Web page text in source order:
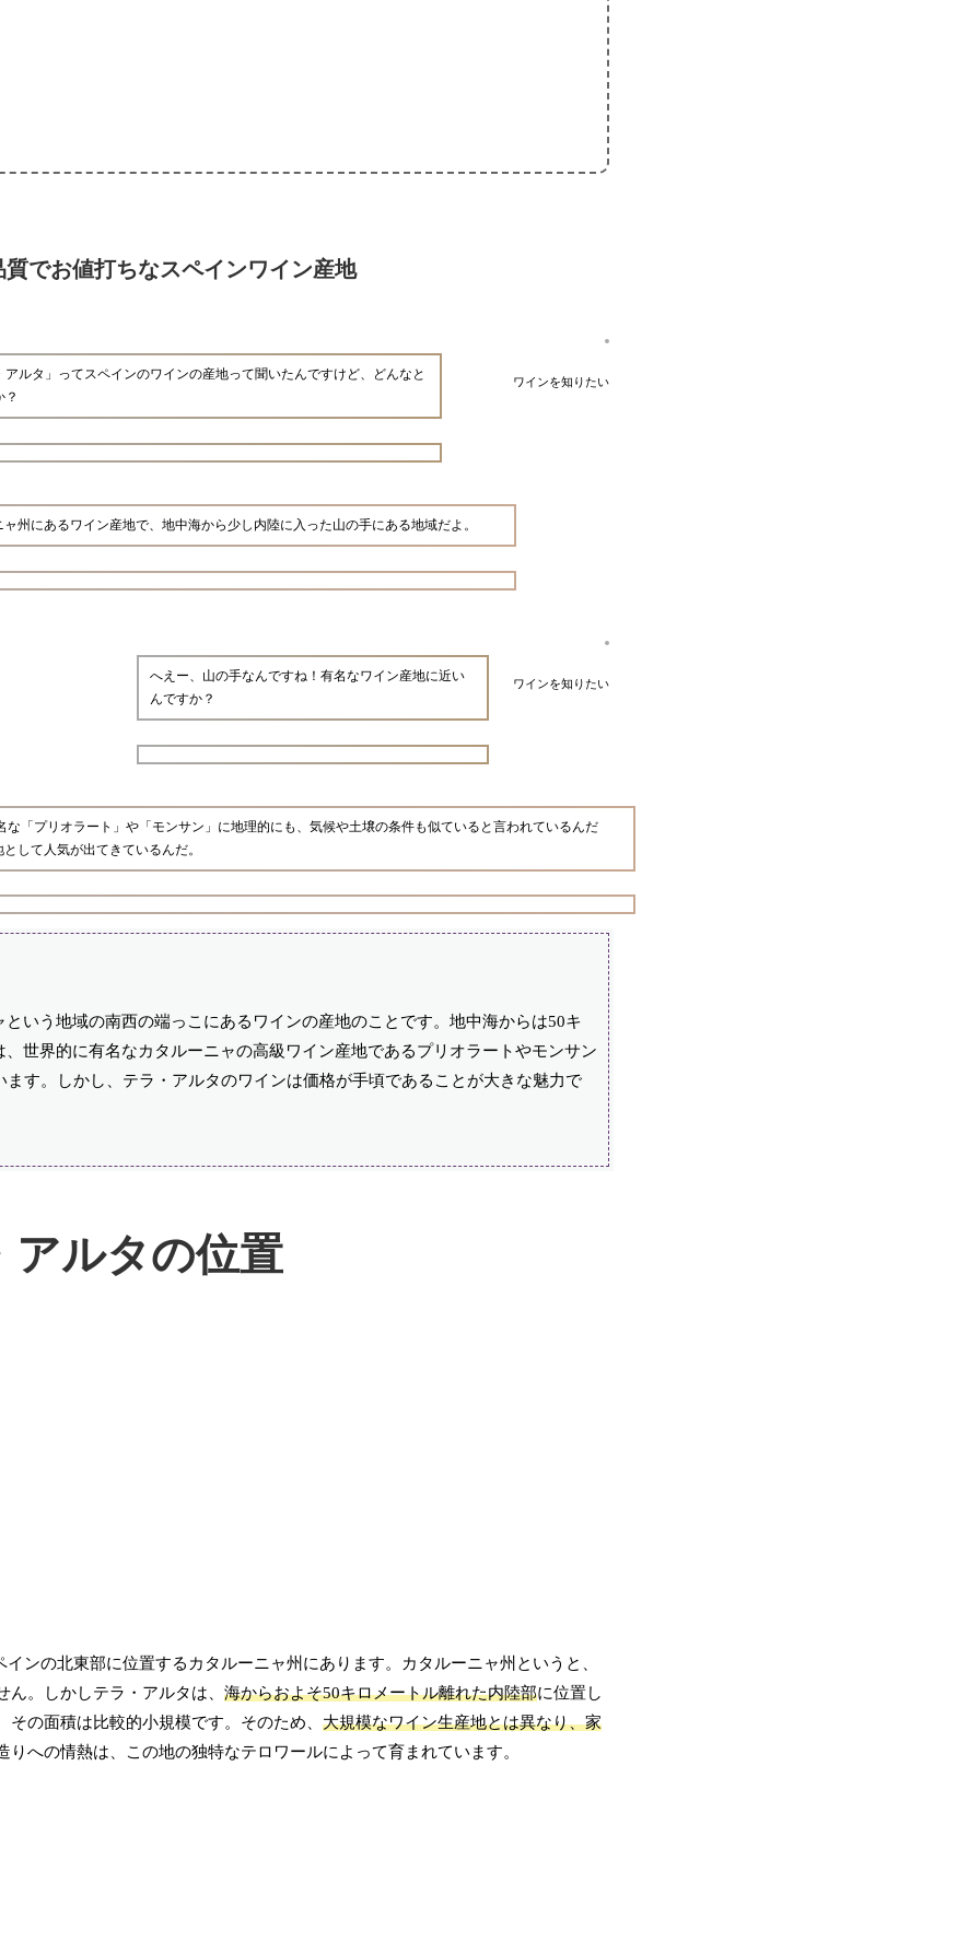
でお値打ちなスペインワイン産地
ワインを知りたい
アルタ」ってスペインのワインの産地って聞いたんですけど、どんなと
？
州にあるワイン産地で、地中海から少し内陸に入った山の手にある地域だよ。
ワインを知りたい
へえー、山の手なんですね！有名なワイン産地に近い
んですか？
「プリオラート」や「モンサン」に地理的にも、気候や土壌の条件も似ていると言われているんだ
して人気が出てきているんだ。
いう地域の南西の端っこにあるワインの産地のことです。地中海からは50キ
世界的に有名なカタルーニャの高級ワイン産地であるプリオラートやモンサン
す。しかし、テラ・アルタのワインは価格が手頃であることが大きな魅力で
アルタの位置
ンの北東部に位置するカタルーニャ州にあります。カタルーニャ州というと、
。しかしテラ・アルタは、 海からおよそ50キロメートル離れた内陸部に位置し
の面積は比較的小規模です。そのため、 大規模なワイン生産地とは異なり、家
りへの情熱は、この地の独特なテロワールによって育まれています。